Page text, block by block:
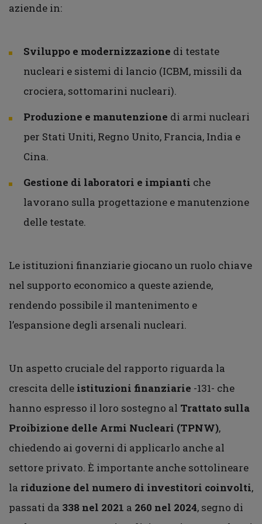
aziende in:
Sviluppo e modernizzazione di testate
nucleari e sistemi di lancio (ICBM, missili da
crociera, sottomarini nucleari).
Produzione e manutenzione di armi nucleari
per Stati Uniti, Regno Unito, Francia, India e
Cina.
Gestione di laboratori e impianti che
lavorano sulla progettazione e manutenzione
delle testate.
Le istituzioni finanziarie giocano un ruolo chiave
nel supporto economico a queste aziende,
rendendo possibile il mantenimento e
l’espansione degli arsenali nucleari.
Un aspetto cruciale del rapporto riguarda la
crescita delle istituzioni finanziarie -131- che
hanno espresso il loro sostegno al Trattato sulla
Proibizione delle Armi Nucleari (TPNW),
chiedendo ai governi di applicarlo anche al
settore privato. È importante anche sottolineare
la riduzione del numero di investitori coinvolti,
passati da 338 nel 2021 a 260 nel 2024, segno di